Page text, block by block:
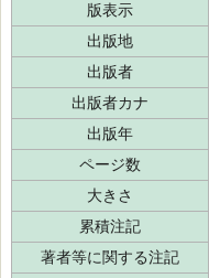
版表示
出版地
出版者
出版者カナ
出版年
ページ数
大きさ
累積注記
著者等に関する注記